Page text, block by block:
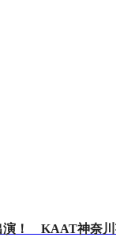
演！ KAAT神奈